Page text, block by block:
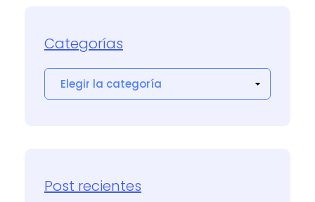
Categorías
Post recientes